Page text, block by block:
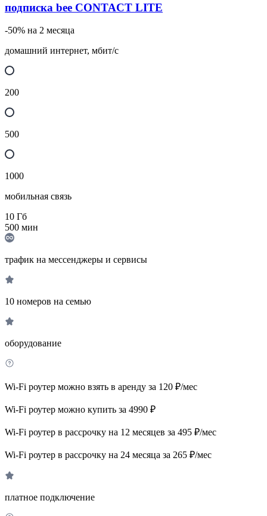
подписка bee CONTACT LITE
-50% на 2 месяца
домашний интернет, мбит/с
200
500
1000
мобильная связь
10 Гб
500 мин
трафик на мессенджеры и сервисы
10 номеров на семью
оборудование
Wi-Fi роутер можно взять в аренду за 120 ₽/мес
Wi-Fi роутер можно купить за 4990 ₽
Wi-Fi роутер в рассрочку на 12 месяцев за 495 ₽/мес
Wi-Fi роутер в рассрочку на 24 месяца за 265 ₽/мес
платное подключение